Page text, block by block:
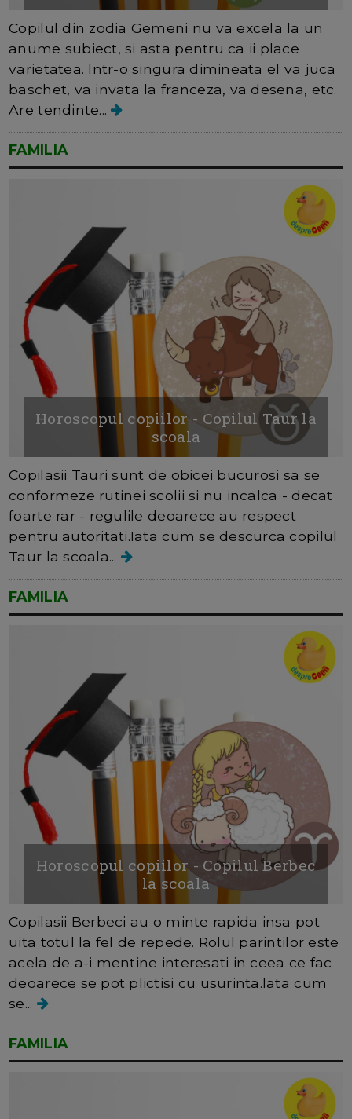
Copilul din zodia Gemeni nu va excela la un
anume subiect, si asta pentru ca ii place
varietatea. Intr-o singura dimineata el va juca
baschet, va invata la franceza, va desena, etc.
Are tendinte...
FAMILIA
Horoscopul copiilor - Copilul Taur la
scoala
Copilasii Tauri sunt de obicei bucurosi sa se
conformeze rutinei scolii si nu incalca - decat
foarte rar - regulile deoarece au respect
pentru autoritati.Iata cum se descurca copilul
Taur la scoala...
FAMILIA
Horoscopul copiilor - Copilul Berbec
la scoala
Copilasii Berbeci au o minte rapida insa pot
uita totul la fel de repede. Rolul parintilor este
acela de a-i mentine interesati in ceea ce fac
deoarece se pot plictisi cu usurinta.Iata cum
se...
FAMILIA